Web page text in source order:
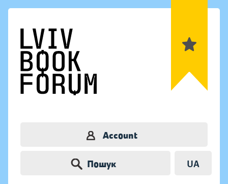
Account
Пошук UA